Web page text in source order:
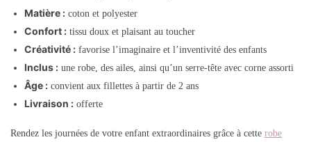
Matière : coton et polyester
Confort : tissu doux et plaisant au toucher
Créativité : favorise l’imaginaire et l’inventivité des enfants
Inclus : une robe, des ailes, ainsi qu’un serre-tête avec corne assorti
Âge : convient aux fillettes à partir de 2 ans
Livraison : offerte
Rendez les journées de votre enfant extraordinaires grâce à cette robe